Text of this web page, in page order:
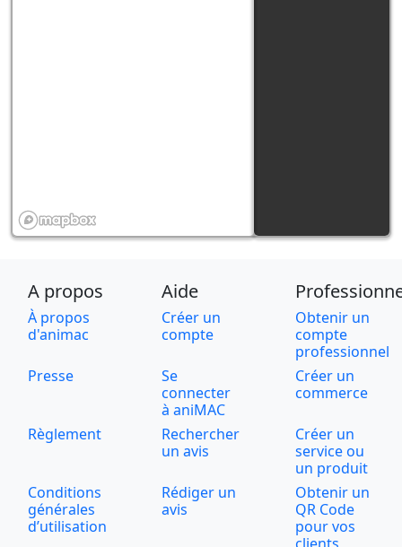
A propos Aide
À propos
d'animac
Créer un
compte
Obtenir un
compte
professionnel
Presse
Se
connecter
à aniMAC
Créer un
commerce
Règlement
Rechercher
un avis
Créer un
service ou
un produit
Conditions
générales
d’utilisation
Rédiger un
avis
Obtenir un
QR Code
pour vos